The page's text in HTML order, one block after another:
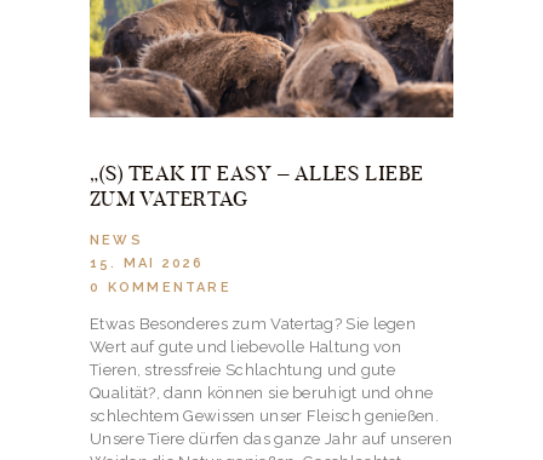
„(S) TEAK IT EASY – ALLES LIEBE
ZUM VATERTAG
NEWS
15. MAI 2026
0
KOMMENTARE
Etwas Besonderes zum Vatertag? Sie legen
Wert auf gute und liebevolle Haltung von
Tieren, stressfreie Schlachtung und gute
Qualität?, dann können sie beruhigt und ohne
schlechtem Gewissen unser Fleisch genießen.
Unsere Tiere dürfen das ganze Jahr auf unseren